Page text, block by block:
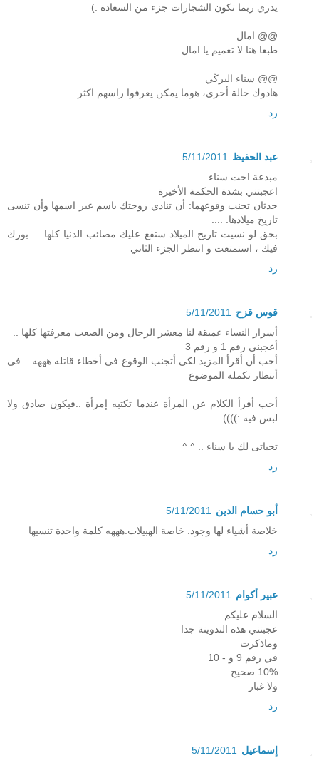
يدري ربما تكون الشجارات جزء من السعادة :)
@@ امال
طبعا هنا لا تعميم يا امال
@@ سناء البرڭي
هادوك حالة أخرى، هوما يمكن يعرفوا راسهم اكثر
رد
عبد الحفيظ
5/11/2011
مبدعة اخت سناء ....
اعجبتني بشدة الحكمة الأخيرة
حدثان تجنب وقوعهما: أن تنادي زوجتك باسم غير اسمها وأن تنسى
تاريخ ميلادها. ....
بحق لو نسيت تاريخ الميلاد ستقع عليك مصائب الدنيا كلها ... بورك
فيك ، استمتعت و انتظر الجزء الثاني
رد
قوس قزح
5/11/2011
أسرار النساء عميقة لنا معشر الرجال ومن الصعب معرفتها كلها ..
أعجبنى رقم 1 و رقم 3
أحب أن أقرأ المزيد لكى أتجنب الوقوع فى أخطاء قاتله هههه .. فى
أنتظار تكملة الموضوع
أحب أقرأ الكلام عن المرأة عندما تكتبه إمرأة ..فيكون صادق ولا
لبس فيه :))))
تحياتى لك يا سناء .. ^ ^
رد
أبو حسام الدين
5/11/2011
خلاصة أشياء لها وجود. خاصة الهبيلات.هههه كلمة واحدة تنسيها
رد
عبير أكوام
5/11/2011
السلام عليكم
عجبتني هذه التدوينة جدا
وماذكرت
في رقم 9 و - 10
10% صحيح
ولا غبار
رد
إسماعيل
5/11/2011